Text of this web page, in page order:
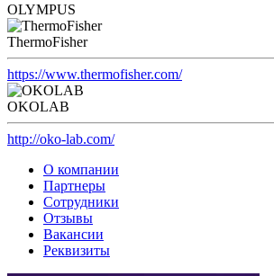
OLYMPUS
ThermoFisher
https://www.thermofisher.com/
OKOLAB
http://oko-lab.com/
О компании
Партнеры
Сотрудники
Отзывы
Вакансии
Реквизиты